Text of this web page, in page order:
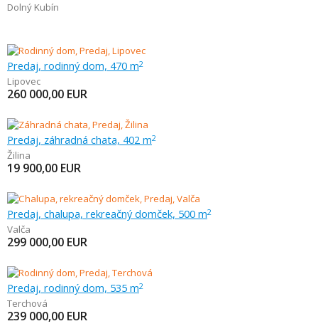
Dolný Kubín
Predaj, rodinný dom, 470 m2
Lipovec
260 000,00 EUR
Predaj, záhradná chata, 402 m2
Žilina
19 900,00 EUR
Predaj, chalupa, rekreačný domček, 500 m2
Valča
299 000,00 EUR
Predaj, rodinný dom, 535 m2
Terchová
239 000,00 EUR